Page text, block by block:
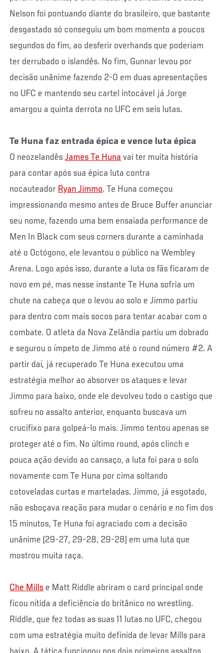
Nelson foi pontuando diante do brasileiro, que bastante
desgastado só conseguiu um bom momento a poucos
segundos do fim, ao desferir overhands que poderiam
ter derrubado o islandês. No fim, Gunnar levou por
decisão unânime fazendo 2-0 em duas apresentações
no UFC e mantendo seu cartel intocável já Jorge
amargou a quinta derrota no UFC em seis lutas.
Te Huna faz entrada épica e vence luta épica
O neozelandêsJames Te Huna vai ter muita história
para contar após sua épica luta contra
nocauteador Ryan Jimmo. Te Huna começou
impressionando mesmo antes de Bruce Buffer anunciar
seu nome, fazendo uma bem ensaiada performance de
Men In Black com seus corners durante a caminhada
até o Octógono, ele levantou o público na Wembley
Arena. Logo após isso, durante a luta os fãs ficaram de
novo em pé, mas nesse instante Te Huna sofria um
chute na cabeça que o levou ao solo e Jimmo partiu
para dentro com mais socos para tentar acabar com o
combate. O atleta da Nova Zelândia partiu um dobrado
e segurou o ímpeto de Jimmo até o round número #2. A
partir daí, já recuperado Te Huna executou uma
estratégia melhor ao absorver os ataques e levar
Jimmo para baixo, onde ele devolveu todo o castigo que
sofreu no assalto anterior, enquanto buscava um
crucifixo para golpeá-lo mais. Jimmo tentou apenas se
proteger até o fim. No último round, após clinch e
pouca ação devido ao cansaço, a luta foi para o solo
novamente com Te Huna por cima soltando
cotoveladas curtas e marteladas. Jimmo, já esgotado,
não esboçava reação para mudar o cenário e no fim dos
15 minutos, Te Huna foi agraciado com a decisão
unânime (29-27, 29-28, 29-28) em uma luta que
mostrou muita raça.
Che Mills e Matt Riddle abriram o card principal onde
ficou nítida a deficiência do britânico no wrestling.
Riddle, que fez todas as suas 11 lutas no UFC, chegou
com uma estratégia muito definida de levar Mills para